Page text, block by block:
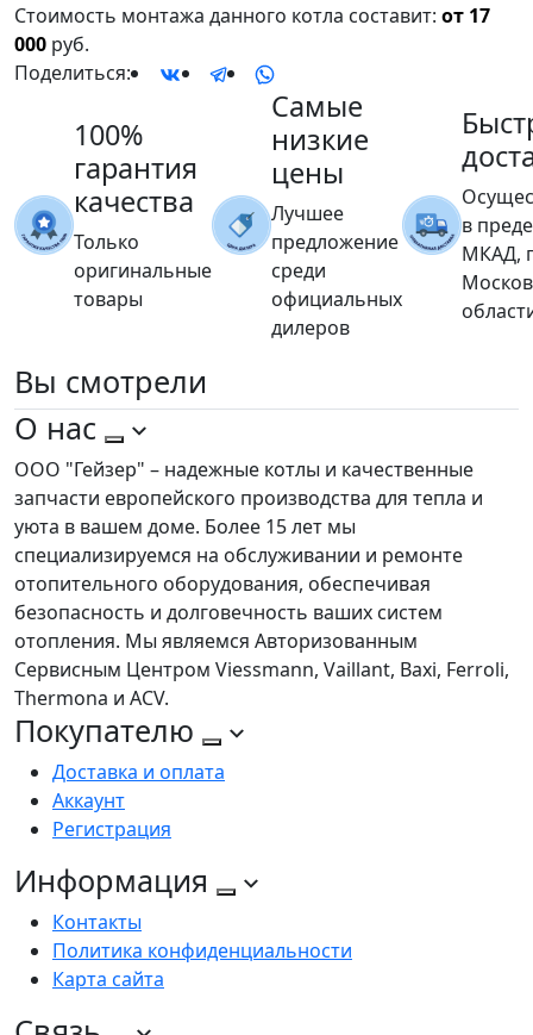
Стоимость монтажа данного котла составит: от 17
000 руб.
Поделиться:
100%
гарантия
качества
Только
оригинальные
товары
Самые
низкие
цены
Лучшее
предложение
среди
официальных
дилеров
в
МКАД,
Вы смотрели
О нас
ООО "Гейзер" – надежные котлы и качественные
запчасти европейского производства для тепла и
уюта в вашем доме. Более 15 лет мы
специализируемся на обслуживании и ремонте
отопительного оборудования, обеспечивая
безопасность и долговечность ваших систем
отопления. Мы являемся Авторизованным
Сервисным Центром Viessmann, Vaillant, Baxi, Ferroli,
Thermona и ACV.
Покупателю
Доставка и оплата
Аккаунт
Регистрация
Информация
Контакты
Политика конфиденциальности
Карта сайта